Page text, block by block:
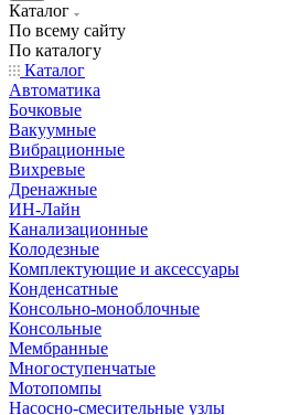
Каталог
По всему сайту
По каталогу
Каталог
Автоматика
Бочковые
Вакуумные
Вибрационные
Вихревые
Дренажные
ИН-Лайн
Канализационные
Колодезные
Комплектующие и аксессуары
Конденсатные
Консольно-моноблочные
Консольные
Мембранные
Многоступенчатые
Мотопомпы
Насосно-смесительные узлы